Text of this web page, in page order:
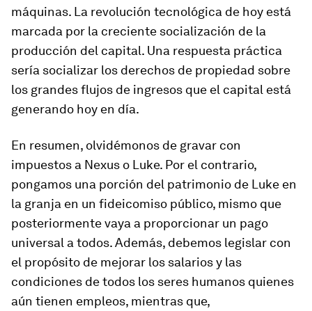
máquinas. La revolución tecnológica de hoy está
marcada por la creciente socialización de la
producción del capital. Una respuesta práctica
sería socializar los derechos de propiedad sobre
los grandes flujos de ingresos que el capital está
generando hoy en día.
En resumen, olvidémonos de gravar con
impuestos a Nexus o Luke. Por el contrario,
pongamos una porción del patrimonio de Luke en
la granja en un fideicomiso público, mismo que
posteriormente vaya a proporcionar un pago
universal a todos. Además, debemos legislar con
el propósito de mejorar los salarios y las
condiciones de todos los seres humanos quienes
aún tienen empleos, mientras que,